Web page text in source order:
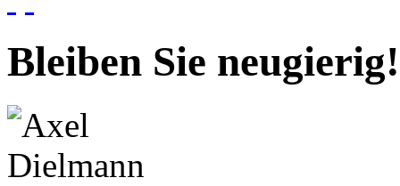
Bleiben Sie neugierig!